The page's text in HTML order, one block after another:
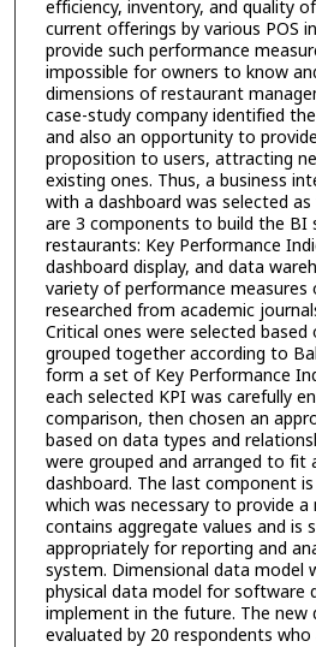
efficiency, inventory, and quality
current offerings by various POS
provide such performance
impossible for owners to know
dimensions of restaurant
case-study company identified
and also an opportunity to
proposition to users, attracting
existing ones. Thus, a business
with a dashboard was selected
are 3 components to build the BI
restaurants: Key Performance
dashboard display, and data
variety of performance measures
researched from academic
Critical ones were selected
grouped together according to
form a set of Key Performance
each selected KPI was carefully
comparison, then chosen an
based on data types and
were grouped and arranged to fit
dashboard. The last component
which was necessary to provide
contains aggregate values and is
appropriately for reporting and
system. Dimensional data model
physical data model for software
implement in the future. The new
evaluated by 20 respondents